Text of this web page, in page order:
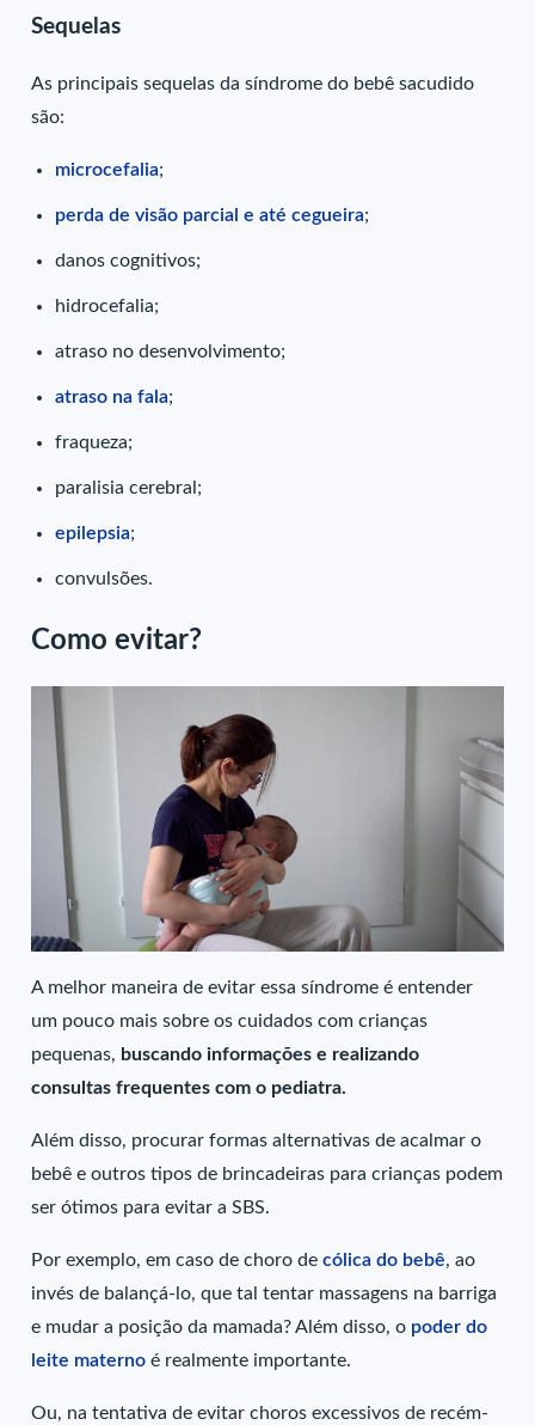
Sequelas
As principais sequelas da síndrome do bebê sacudido
são:
microcefalia;
perda de visão parcial e até cegueira;
danos cognitivos;
hidrocefalia;
atraso no desenvolvimento;
atraso na fala;
fraqueza;
paralisia cerebral;
epilepsia;
convulsões.
Como evitar?
A melhor maneira de evitar essa síndrome é entender
um pouco mais sobre os cuidados com crianças
pequenas, buscando informações e realizando
consultas frequentes com o pediatra.
Além disso, procurar formas alternativas de acalmar o
bebê e outros tipos de brincadeiras para crianças podem
ser ótimos para evitar a SBS.
Por exemplo, em caso de choro decólica do bebê, ao
invés de balançá-lo, que tal tentar massagens na barriga
e mudar a posição da mamada? Além disso, o poder do
leite materno é realmente importante.
Ou, na tentativa de evitar choros excessivos de recém-